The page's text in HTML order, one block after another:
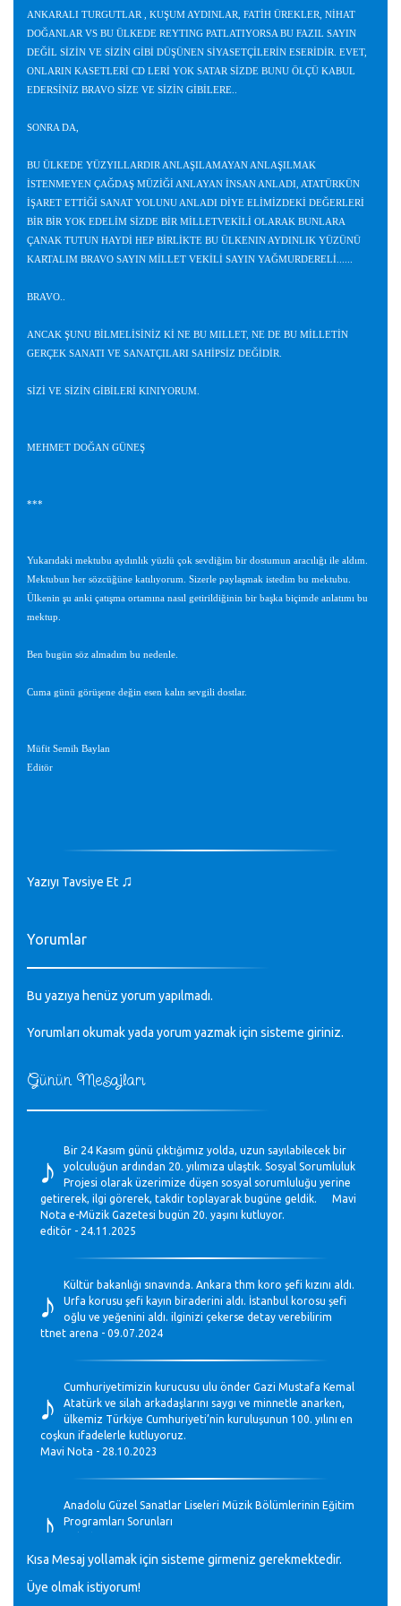
Günün Mesajları
♪
Bir 24 Kasım günü çıktığımız yolda, uzun sayılabilecek bir
yolculuğun ardından 20. yılımıza ulaştık. Sosyal Sorumluluk
Projesi olarak üzerimize düşen sosyal sorumluluğu yerine
getirerek, ilgi görerek, takdir toplayarak bugüne geldik. Mavi
Nota e-Müzik Gazetesi bugün 20. yaşını kutluyor.
editör - 24.11.2025
♪
Kültür bakanlığı sınavında. Ankara thm koro şefi kızını aldı.
Urfa korusu şefi kayın biraderini aldı. İstanbul korosu şefi
oğlu ve yeğenini aldı. ilginizi çekerse detay verebilirim
ttnet arena - 09.07.2024
♪
Cumhuriyetimizin kurucusu ulu önder Gazi Mustafa Kemal
Atatürk ve silah arkadaşlarını saygı ve minnetle anarken,
ülkemiz Türkiye Cumhuriyeti’nin kuruluşunun 100. yılını en
coşkun ifadelerle kutluyoruz.
Mavi Nota - 28.10.2023
♪
Anadolu Güzel Sanatlar Liseleri Müzik Bölümlerinin Eğitim
Programları Sorunları
GEÇMİŞ OLSUN TÜRKİYE!
Kısa Mesaj yollamak için sisteme girmeniz gerekmektedir.
Üye olmak istiyorum!
ANKARALI TURGUTLAR , KUŞUM AYDINLAR, FATİH ÜREKLER, NİHAT
DOĞANLAR VS BU ÜLKEDE REYTING PATLATIYORSA BU FAZIL SAYIN
DEĞİL SİZİN VE SİZİN GİBİ DÜŞÜNEN SİYASETÇİLERİN ESERİDİR. EVET,
ONLARIN KASETLERİ CD LERİ YOK SATAR SİZDE BUNU ÖLÇÜ KABUL
EDERSİNİZ BRAVO SİZE VE SİZİN GİBİLERE..
SONRA DA,
BU ÜLKEDE YÜZYILLARDIR ANLAŞILAMAYAN ANLAŞILMAK
İSTENMEYEN ÇAĞDAŞ MÜZİĞİ ANLAYAN İNSAN ANLADI, ATATÜRKÜN
İŞARET ETTİĞİ SANAT YOLUNU ANLADI DİYE ELİMİZDEKİ DEĞERLERİ
BİR BİR YOK EDELİM SİZDE BİR MİLLETVEKİLİ OLARAK BUNLARA
ÇANAK TUTUN HAYDİ HEP BİRLİKTE BU ÜLKENIN AYDINLIK YÜZÜNÜ
KARTALIM BRAVO SAYIN MİLLET VEKİLİ SAYIN YAĞMURDERELİ......
BRAVO..
ANCAK ŞUNU BİLMELİSİNİZ Kİ NE BU MILLET, NE DE BU MİLLETİN
GERÇEK SANATI VE SANATÇILARI SAHİPSİZ DEĞİDİR.
SİZİ VE SİZİN GİBİLERİ KINIYORUM.
MEHMET DOĞAN GÜNEŞ
***
Yukarıdaki mektubu aydınlık yüzlü çok sevdiğim bir dostumun aracılığı ile aldım.
Mektubun her sözcüğüne katılıyorum. Sizerle paylaşmak istedim bu mektubu.
Ülkenin şu anki çatışma ortamına nasıl getirildiğinin bir başka biçimde anlatımı bu
mektup.
Ben bugün söz almadım bu nedenle.
Cuma günü görüşene değin esen kalın sevgili dostlar.
Müfit Semih Baylan
Editör
Yazıyı Tavsiye Et ♫
Yorumlar
Bu yazıya henüz yorum yapılmadı.
Yorumları okumak yada yorum yazmak için sisteme giriniz.